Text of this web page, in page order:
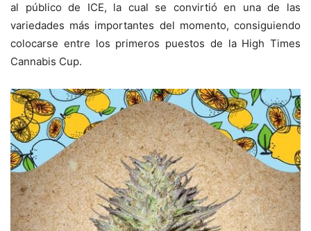
al público de ICE, la cual se convirtió en una de las
variedades más importantes del momento, consiguiendo
colocarse entre los primeros puestos de la High Times
Cannabis Cup.